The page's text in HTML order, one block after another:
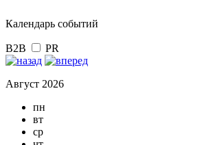
Календарь событий
B2B PR
Август 2026
пн
вт
ср